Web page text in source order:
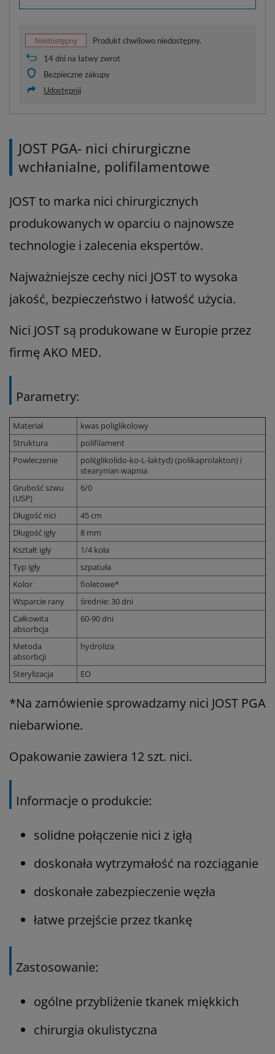
Produkt chwilowo niedostępny.
14dni na łatwy zwrot
Bezpieczne zakupy
Udostępnij
JOST PGA- nici chirurgiczne
wchłanialne, polifilamentowe
JOST to marka nici chirurgicznych
produkowanych w oparciu o najnowsze
technologie i zalecenia ekspertów.
Najważniejsze cechy nici JOST to wysoka
jakość, bezpieczeństwo i łatwość użycia.
Nici JOST są produkowane w Europie przez
firmę AKO MED.
Parametry:
Materiał
kwas poliglikolowy
Struktura
polifilament
Powleczenie
poli(glikolido-ko-L-laktyd) (polikaprolakton) i
stearynian wapnia
Grubość szwu
(USP)
6/0
Długość nici
45 cm
Długość igły
8 mm
Kształt igły
1/4 koła
Typ igły
szpatuła
Kolor
fioletowe*
Wsparcie rany
średnie: 30 dni
Całkowita
absorbcja
60-90 dni
Metoda
absorbcji
hydroliza
Sterylizacja EO
*Na zamówienie sprowadzamy nici JOST PGA
niebarwione.
Opakowanie zawiera 12 szt. nici.
Informacje o produkcie:
solidne połączenie nici z igłą
doskonała wytrzymałość na rozciąganie
doskonałe zabezpieczenie węzła
łatwe przejście przez tkankę
Zastosowanie:
ogólne przybliżenie tkanek miękkich
chirurgia okulistyczna